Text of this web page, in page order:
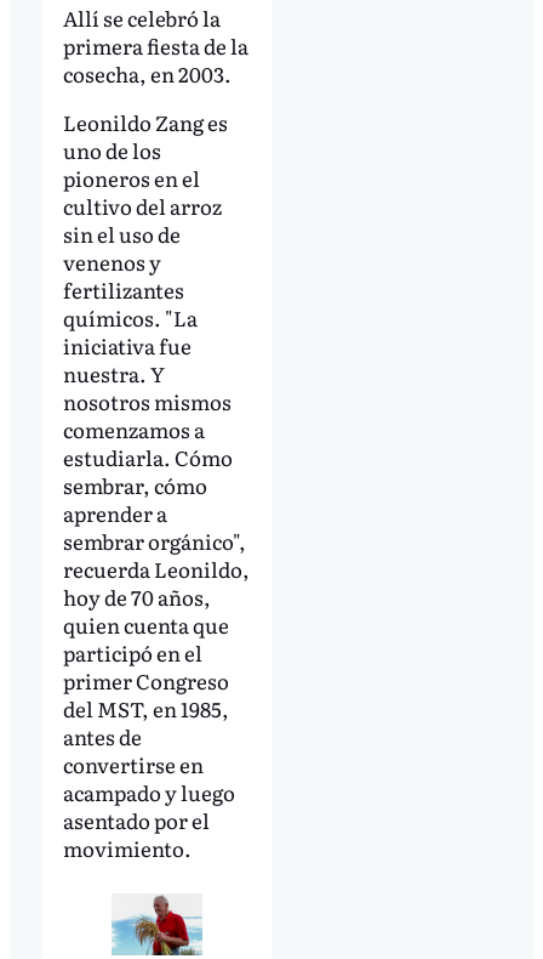
Allí se celebró la
primera fiesta de la
cosecha, en 2003.
Leonildo Zang es
uno de los
pioneros en el
cultivo del arroz
sin el uso de
venenos y
fertilizantes
químicos. "La
iniciativa fue
nuestra. Y
nosotros mismos
comenzamos a
estudiarla. Cómo
sembrar, cómo
aprender a
sembrar orgánico",
recuerda Leonildo,
hoy de 70 años,
quien cuenta que
participó en el
primer Congreso
del MST, en 1985,
antes de
convertirse en
acampado y luego
asentado por el
movimiento.